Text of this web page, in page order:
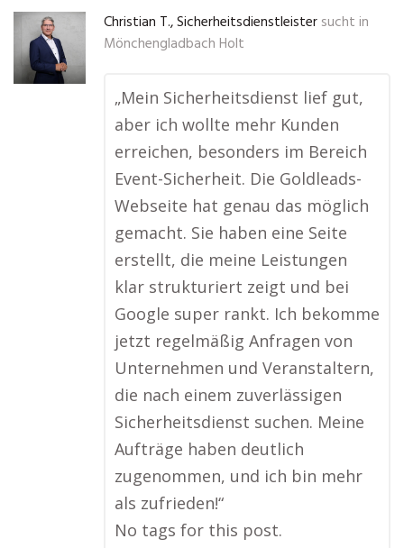
Christian T., Sicherheitsdienstleister sucht in
Mönchengladbach Holt
„Mein Sicherheitsdienst lief gut,
aber ich wollte mehr Kunden
erreichen, besonders im Bereich
Event-Sicherheit. Die Goldleads-
Webseite hat genau das möglich
gemacht. Sie haben eine Seite
erstellt, die meine Leistungen
klar strukturiert zeigt und bei
Google super rankt. Ich bekomme
jetzt regelmäßig Anfragen von
Unternehmen und Veranstaltern,
die nach einem zuverlässigen
Sicherheitsdienst suchen. Meine
Aufträge haben deutlich
zugenommen, und ich bin mehr
als zufrieden!“
No tags for this post.